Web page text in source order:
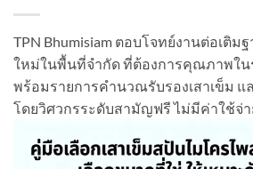
TPN Bhumisiam ตอบโจทย์งานต่อเติม
ใหม่ในพื้นที่จำกัด ที่ต้องการคุณภาพใน
พร้อมรายการคำนวณรับรองเสาเข็ม แ
โดยวิศวกรระดับสามัญฟรี ไม่มีค่าใช้จ่า